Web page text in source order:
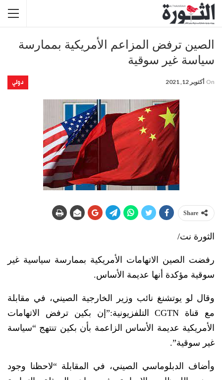
الصين ترفض المزاعم الأمريكية بممارسة
سياسة غير سوقية
دولي On أكتوبر 12, 2021
Share
الثورة نت/
رفضت الصين الاتهامات الأمريكية بممارسة سياسية غير
سوقية مؤكدة أنها عديمة الأساس.
وقال لو يوتشنغ نائب وزير الخارجية الصيني، في مقابلة
مع قناة CGTN التلفزيونية:”إن بكين ترفض الاتهامات
الأمريكية عديمة الأساس الزاعمة بأن بكين تنتهج “سياسة
غير سوقية”.
وأضاف الدبلوماسي الصيني، في المقابلة “لاحظنا وجود